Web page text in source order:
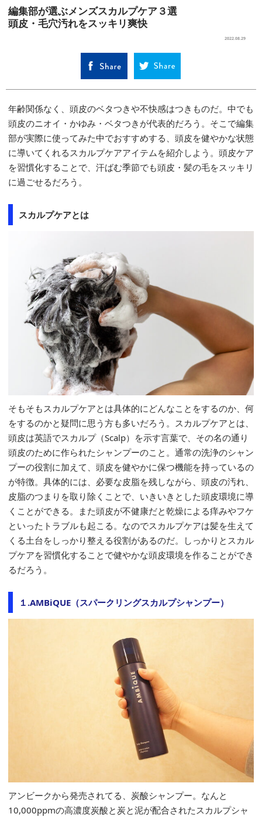
編集部が選ぶメンズスカルプケア３選
頭皮・毛穴汚れをスッキリ爽快
2022.08.29
年齢関係なく、頭皮のベタつきや不快感はつきものだ。中でも
頭皮のニオイ・かゆみ・ベタつきが代表的だろう。そこで編集
部が実際に使ってみた中でおすすめする、頭皮を健やかな状態
に導いてくれるスカルプケアアイテムを紹介しよう。頭皮ケア
を習慣化することで、汗ばむ季節でも頭皮・髪の毛をスッキリ
に過ごせるだろう。
スカルプケアとは
そもそもスカルプケアとは具体的にどんなことをするのか、何
をするのかと疑問に思う方も多いだろう。スカルプケアとは、
頭皮は英語でスカルプ（Scalp）を示す言葉で、その名の通り
頭皮のために作られたシャンプーのこと。通常の洗浄のシャン
プーの役割に加えて、頭皮を健やかに保つ機能を持っているの
が特徴。具体的には、必要な皮脂を残しながら、頭皮の汚れ、
皮脂のつまりを取り除くことで、いきいきとした頭皮環境に導
くことができる。また頭皮が不健康だと乾燥による痒みやフケ
といったトラブルも起こる。なのでスカルプケアは髪を生えて
くる土台をしっかり整える役割があるのだ。しっかりとスカル
プケアを習慣化することで健やかな頭皮環境を作ることができ
るだろう。
１.AMBiQUE（スパークリングスカルプシャンプー）
アンビークから発売されてる、炭酸シャンプー。なんと
10,000ppmの高濃度炭酸と炭と泥が配合されたスカルプシャ